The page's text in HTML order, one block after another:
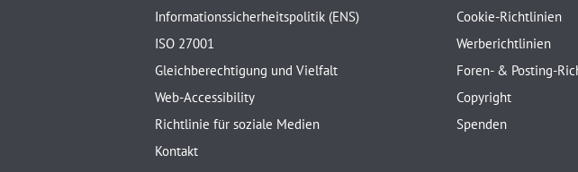
Informationssicherheitspolitik (ENS)
ISO 27001
Gleichberechtigung und Vielfalt
Web-Accessibility
Richtlinie für soziale Medien
Kontakt
Cookie-Richtlinien
Werberichtlinien
Foren- & Posting-
Copyright
Spenden